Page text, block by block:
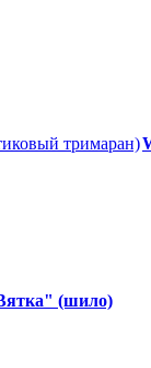
(шило)